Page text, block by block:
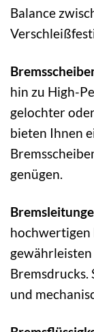
Balance
hin zu High-
gelochter
bieten Ihnen
genügen.
Bremsdrucks.
und